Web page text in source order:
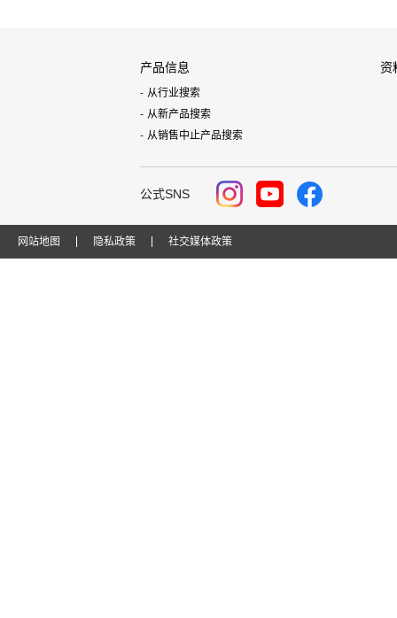
产品信息
从行业搜索
从新产品搜索
从销售中止产品搜索
资
公式SNS
网站地图 隐私政策 社交媒体政策